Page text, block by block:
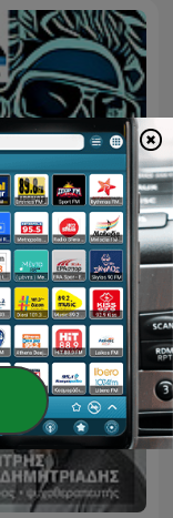
RADIO [Techno,
House, House
Music]